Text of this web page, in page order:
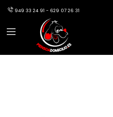
949 33 24 91 - 629 07 26 31